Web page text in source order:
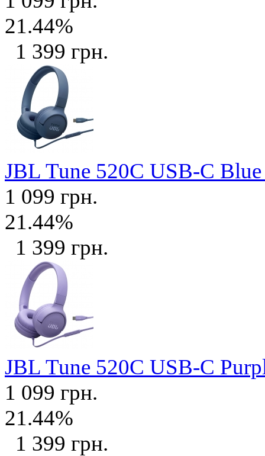
21.44%
1 399 грн.
JBL Tune 520C USB-C
1 099 грн.
21.44%
1 399 грн.
JBL Tune 520C USB-C
1 099 грн.
21.44%
1 399 грн.